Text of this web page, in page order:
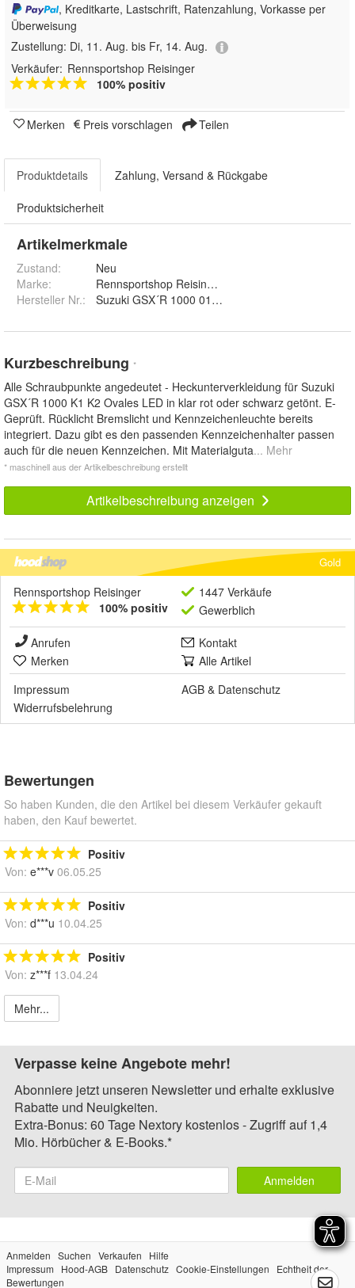
, Kreditkarte, Lastschrift, Ratenzahlung, Vorkasse per
Überweisung
Zustellung: Di, 11. Aug. bis Fr, 14. Aug.
Verkäufer: Rennsportshop Reisinger
100% positiv
Merken Preis vorschlagen Teilen
Produktdetails Zahlung, Versand & Rückgabe
Produktsicherheit
Artikelmerkmale
Zustand:
Neu
Marke:
Rennsportshop Reisinger
Hersteller Nr.:
Suzuki GSX´R 1000 01-02
Kurzbeschreibung *
Alle Schraubpunkte angedeutet - Heckunterverkleidung für Suzuki
GSX´R 1000 K1 K2 Ovales LED in klar rot oder schwarz getönt. E-
Geprüft. Rücklicht Bremslicht und Kennzeichenleuchte bereits
integriert. Dazu gibt es den passenden Kennzeichenhalter passen
auch für die neuen Kennzeichen. Mit Materialguta... Mehr
* maschinell aus der Artikelbeschreibung erstellt
Artikelbeschreibung anzeigen
Gold
Rennsportshop Reisinger
100% positiv
1447 Verkäufe
Gewerblich
Anrufen
Kontakt
Merken
Alle Artikel
Impressum
AGB & Datenschutz
Widerrufsbelehrung
Bewertungen
So haben Kunden, die den Artikel bei diesem Verkäufer gekauft
haben, den Kauf bewertet.
Positiv
Von: e***v 06.05.25
Positiv
Von: d***u 10.04.25
Positiv
Von: z***f 13.04.24
Mehr...
Verpasse keine Angebote mehr!
Abonniere jetzt unseren Newsletter und erhalte exklusive
Rabatte und Neuigkeiten.
Extra-Bonus: 60 Tage Nextory kostenlos - Zugriff auf 1,4
Mio. Hörbücher & E-Books.*
Anmelden
Anmelden Suchen Verkaufen
Hilfe
Impressum
Hood-AGB Datenschutz Cookie-Einstellungen
Echtheit der
Bewertungen